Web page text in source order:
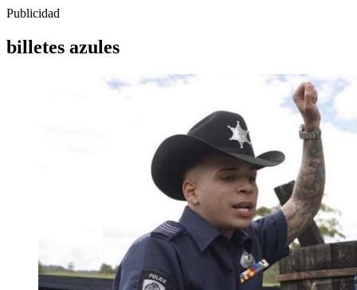
Publicidad
billetes azules